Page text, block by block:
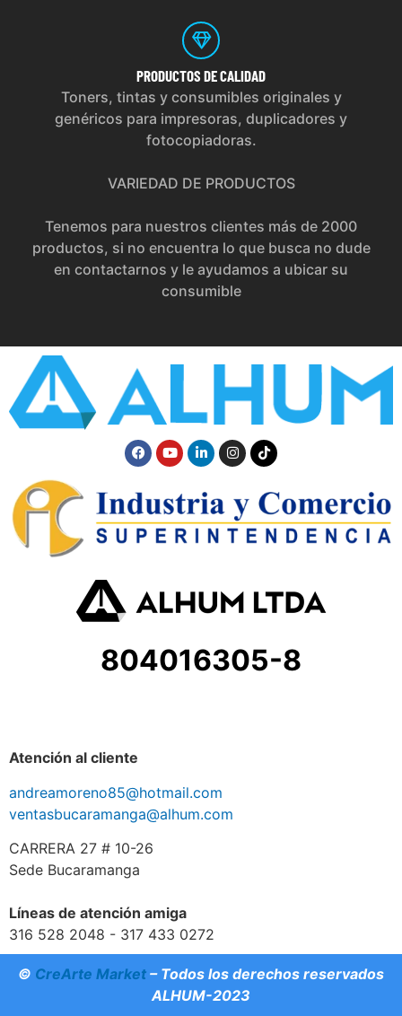
PRODUCTOS DE CALIDAD
Toners, tintas y consumibles originales y
genéricos para impresoras, duplicadores y
fotocopiadoras.
VARIEDAD DE PRODUCTOS
Tenemos para nuestros clientes más de 2000
productos, si no encuentra lo que busca no dude
en contactarnos y le ayudamos a ubicar su
consumible
804016305-8
Atención al cliente
andreamoreno85@hotmail.com
ventasbucaramanga@alhum.com
CARRERA 27 # 10-26
Sede Bucaramanga
Líneas de atención amiga
316 528 2048 - 317 433 0272
© CreArte Market – Todos los derechos reservados
ALHUM-2023